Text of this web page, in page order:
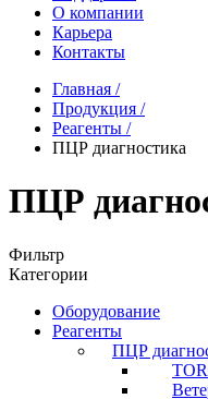
О компании
Карьера
Контакты
Главная /
Продукция /
Реагенты /
ПЦР диагностика
ПЦР
Фильтр
Категории
Оборудование
Реагенты
ПЦР